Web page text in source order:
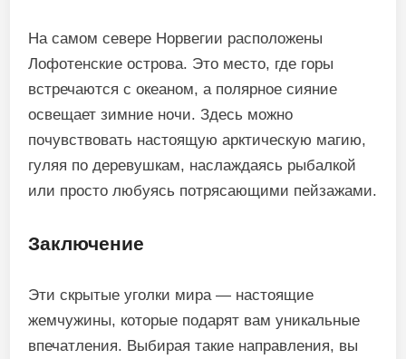
На самом севере Норвегии расположены
Лофотенские острова. Это место, где горы
встречаются с океаном, а полярное сияние
освещает зимние ночи. Здесь можно
почувствовать настоящую арктическую магию,
гуляя по деревушкам, наслаждаясь рыбалкой
или просто любуясь потрясающими пейзажами.
Заключение
Эти скрытые уголки мира — настоящие
жемчужины, которые подарят вам уникальные
впечатления. Выбирая такие направления, вы